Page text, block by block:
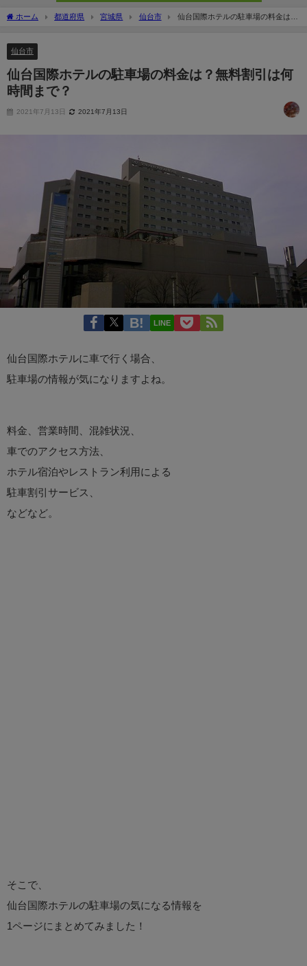
ホーム 都道府県 宮城県 仙台市
仙台国際ホテルの駐車場の料金は？
仙台市
仙台国際ホテルの駐車場の料金は？無料割引は何
時間まで？
2021年7月13日 2021年7月13日
LINE
仙台国際ホテルに車で行く場合、
駐車場の情報が気になりますよね。
料金、営業時間、混雑状況、
車でのアクセス方法、
ホテル宿泊やレストラン利用による
駐車割引サービス、
などなど。
そこで、
仙台国際ホテルの駐車場の気になる情報を
1ページにまとめてみました！